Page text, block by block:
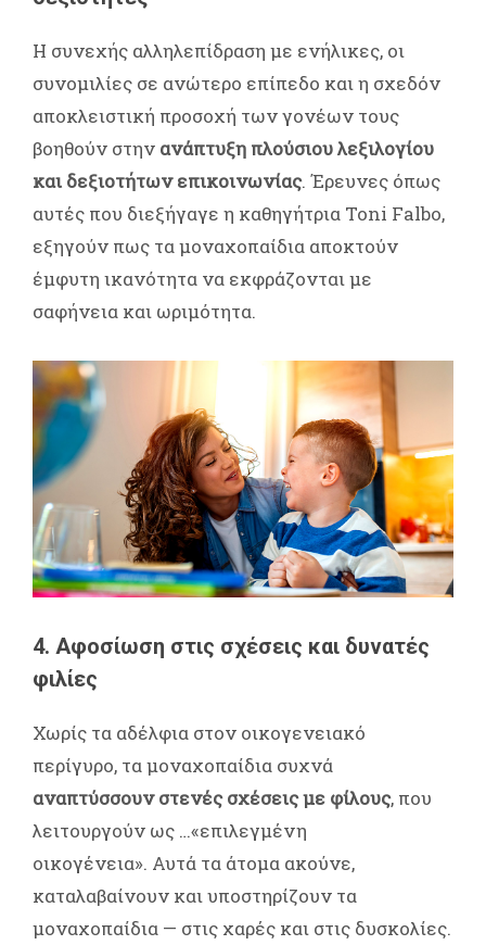
Η συνεχής αλληλεπίδραση με ενήλικες, οι
συνομιλίες σε ανώτερο επίπεδο και η σχεδόν
αποκλειστική προσοχή των γονέων τους
βοηθούν στην ανάπτυξη πλούσιου λεξιλογίου
και δεξιοτήτων επικοινωνίας. Έρευνες όπως
αυτές που διεξήγαγε η καθηγήτρια Toni Falbo,
εξηγούν πως τα μοναχοπαίδια αποκτούν
έμφυτη ικανότητα να εκφράζονται με
σαφήνεια και ωριμότητα.
4. Αφοσίωση στις σχέσεις και δυνατές
φιλίες
Χωρίς τα αδέλφια στον οικογενειακό
περίγυρο, τα μοναχοπαίδια συχνά
αναπτύσσουν στενές σχέσεις με φίλους, που
λειτουργούν ως …«επιλεγμένη
οικογένεια». Αυτά τα άτομα ακούνε,
καταλαβαίνουν και υποστηρίζουν τα
μοναχοπαίδια — στις χαρές και στις δυσκολίες.